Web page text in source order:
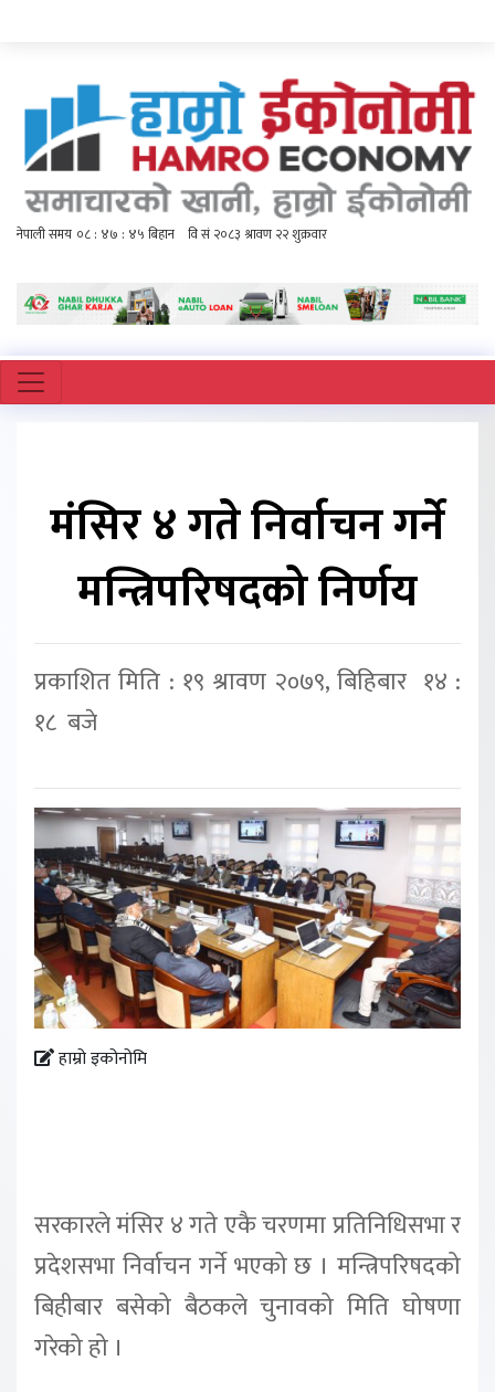
मंसिर ४ गते निर्वाचन गर्ने
मन्त्रिपरिषदको निर्णय
प्रकाशित मिति : १९ श्रावण २०७९, बिहिबार १४ :
१८ बजे
हाम्रो इकोनोमि
सरकारले मंसिर ४ गते एकै चरणमा प्रतिनिधिसभा र
प्रदेशसभा निर्वाचन गर्ने भएको छ । मन्त्रिपरिषदको
बिहीबार बसेको बैठकले चुनावको मिति घोषणा
गरेको हो ।